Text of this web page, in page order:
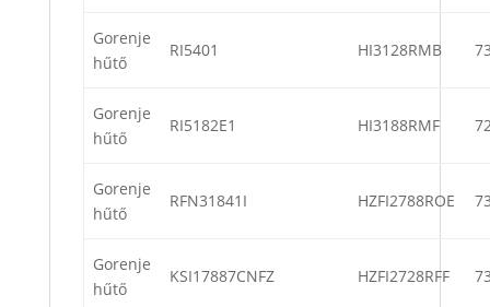
Gorenje
hűtő
RI5401 HI3128RMB
Gorenje
hűtő
RI5182E1 HI3188RMF
Gorenje
hűtő
RFN31841I HZFI2788ROE
Gorenje
hűtő
KSI17887CNFZ HZFI2728RFF